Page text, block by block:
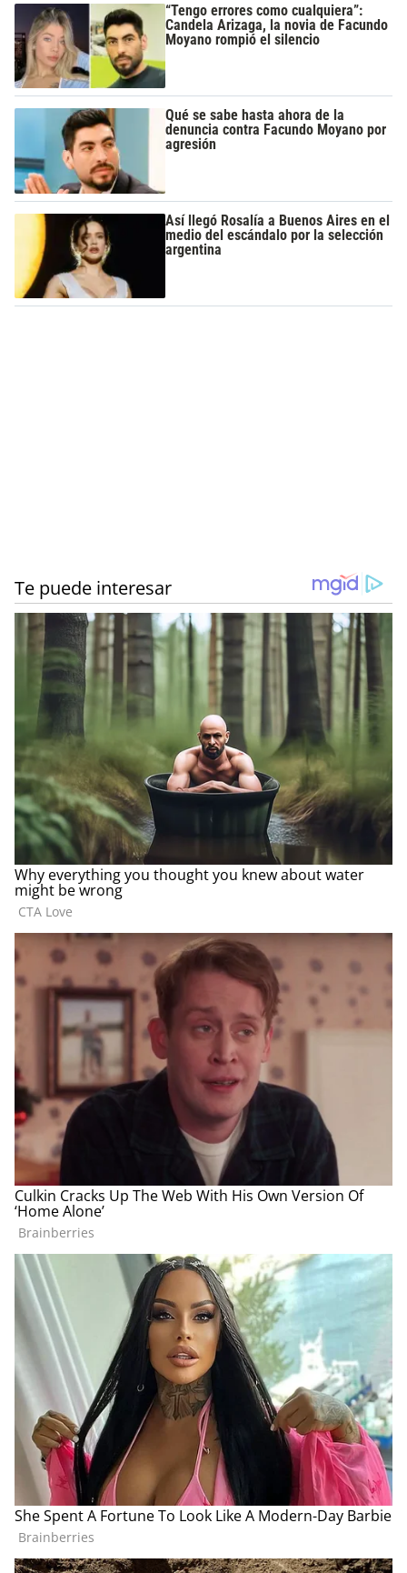
“Tengo errores como cualquiera”:
Candela Arizaga, la novia de Facundo
Moyano rompió el silencio
Qué se sabe hasta ahora de la
denuncia contra Facundo Moyano por
agresión
Así llegó Rosalía a Buenos Aires en el
medio del escándalo por la selección
argentina